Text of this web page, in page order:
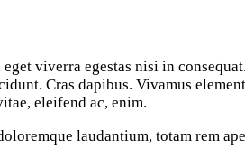
Cras dapibus. Vivamus
eleifend ac, enim.
laudantium, totam rem